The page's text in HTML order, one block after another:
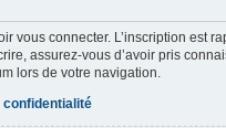
vous connecter. L’inscription est
assurez-vous d’avoir pris
lors de votre navigation.
confidentialité